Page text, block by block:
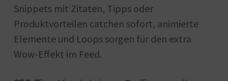
Snippets mit Zitaten, Tipps oder
Produktvorteilen catchen sofort, animierte
Elemente und Loops sorgen für den extra
Wow-Effekt im Feed.